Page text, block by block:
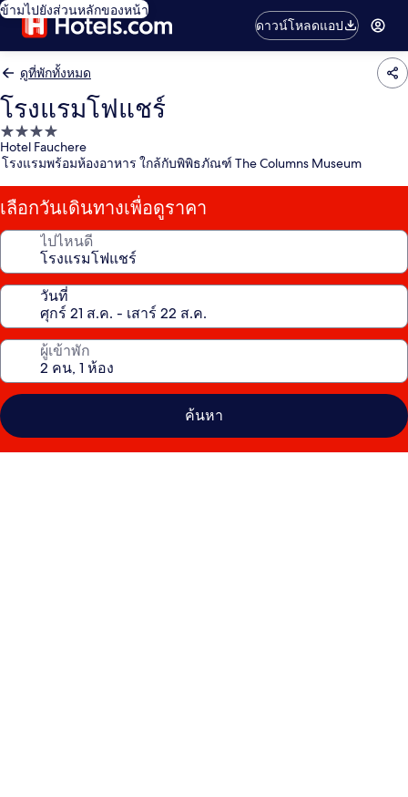
ข้ามไปยังส่วนหลักของหน้า
ดาวน์โหลดแอป
ดูที่พักทั้งหมด
โรงแรมโฟแชร์
ที่พัก
4.0
Hotel Fauchere
โรงแรมพร้อมห้องอาหาร ใกล้กับพิพิธภัณฑ์ The Columns Museum
เลือกวันเดินทางเพื่อดูราคา
ไปไหนดี
วันที่
ผู้เข้าพัก
ค้นหา